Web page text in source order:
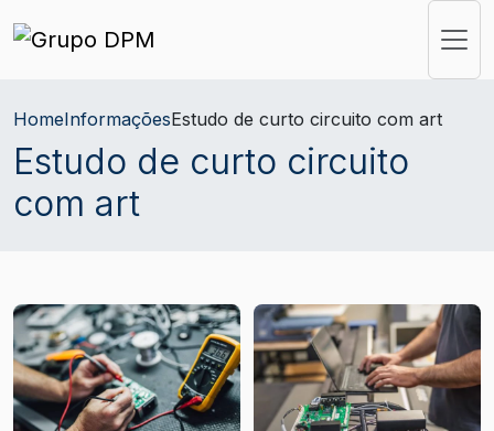
HomeInformaçõesEstudo de curto circuito com art
Estudo de curto circuito
com art